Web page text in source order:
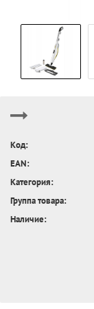
Код:
EAN:
Категория:
Группа товара:
Наличие: